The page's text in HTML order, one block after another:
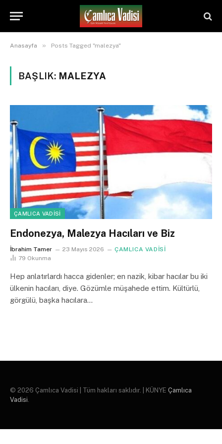
Anasayfa » Posts Tagged "malezya"
BAŞLIK: MALEZYA
ÇAMLICA VADİSİ
Endonezya, Malezya Hacıları ve Biz
İbrahim Tamer 23 Mayıs 2026
ÇAMLICA VADİSİ
79 Okunma
Hep anlatırlardı hacca gidenler; en nazik, kibar hacılar bu iki
ülkenin hacıları, diye. Gözümle müşahede ettim. Kültürlü,
görgülü, başka hacılara…
© 2026 Çamlıca Vadisi | Tüm hakları saklıdır. | KÜNYE Çamlıca
Vadisi